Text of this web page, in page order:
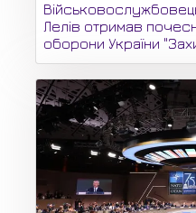
Лелів отримав
оборони України